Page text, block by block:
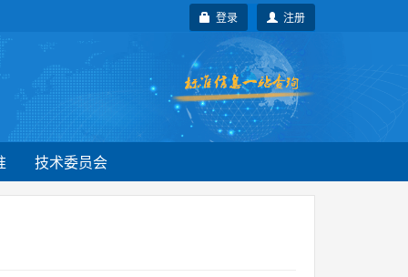
注册
登录
技术委员会